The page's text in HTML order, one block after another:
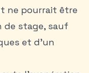
ne pourrait être
de stage, sauf
et d’un